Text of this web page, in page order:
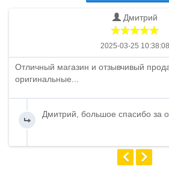
Дмитрий
2025-03-25 10:38:08
Отличный магазин и отзывчивый
оригинальные...
Дмитрий, большое спасибо за